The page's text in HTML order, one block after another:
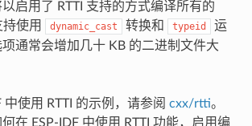
启用了 RTTI 支持的方式编译所有的
使用
dynamic_cast 转换和 typeid
运
通常会增加几十 KB 的二进制文件大
中使用 RTTI 的示例，请参阅 cxx/rtti。
在 ESP-IDF 中使用 RTTI 功能，启用编